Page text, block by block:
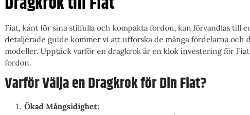
Fiat, känt för sina stilfulla och kompakta fordon, kan förvandlas till
detaljerade guide kommer vi att utforska de många fördelarna
modeller. Upptäck varför en dragkrok är en klok investering för
fordon.
Varför Välja en Dragkrok för Din Fiat?
Ökad Mångsidighet: